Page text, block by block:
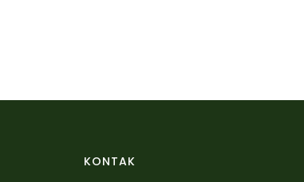
KONTAK